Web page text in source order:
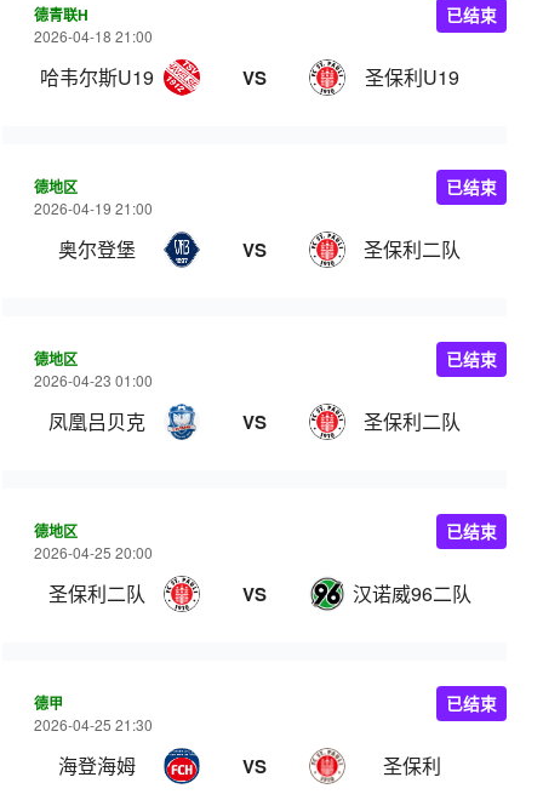
德青联H
2026-04-18 21:00
哈韦尔斯U19 VS 圣保利U19
已结束
德地区
2026-04-19 21:00
奥尔登堡 VS 圣保利二队
已结束
德地区
2026-04-23 01:00
凤凰吕贝克 VS 圣保利二队
已结束
德地区
2026-04-25 20:00
圣保利二队 VS 汉诺威96二队
已结束
德甲
2026-04-25 21:30
海登海姆 VS 圣保利
已结束